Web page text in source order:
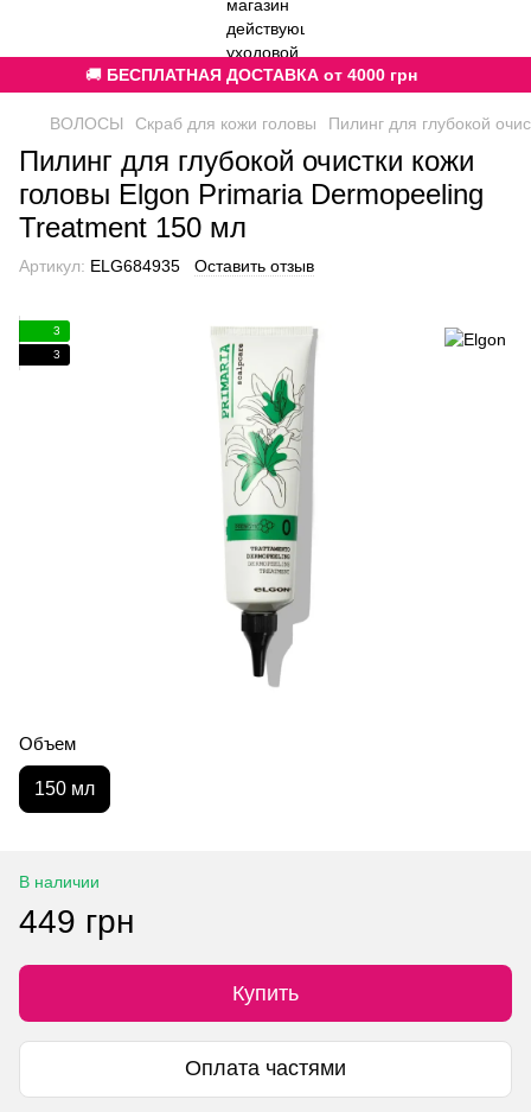
🚚 БЕСПЛАТНАЯ ДОСТАВКА от 4000 грн
ВОЛОСЫ Скраб для кожи головы Пилинг для глубокой
Пилинг для глубокой очистки кожи
головы Elgon Primaria Dermopeeling
Treatment 150 мл
Артикул: ELG684935 Оставить отзыв
3
3
Объем
150 мл
В наличии
449 грн
Купить
Оплата частями